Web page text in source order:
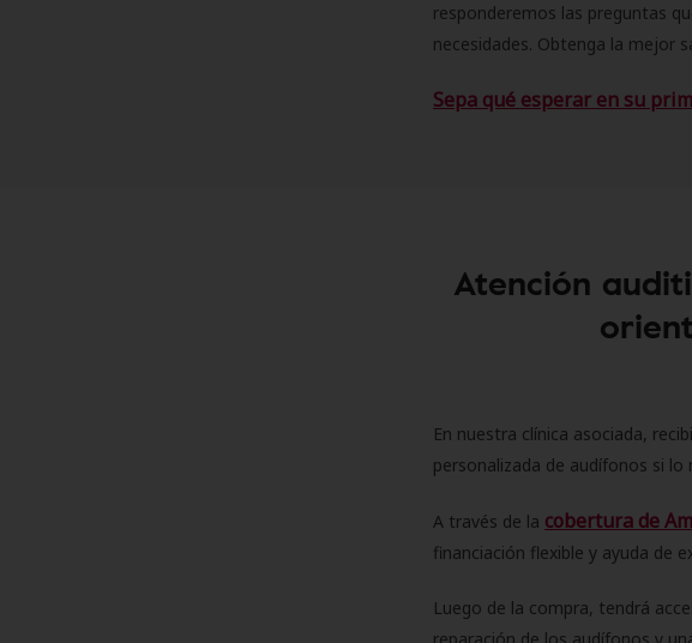
responderemos las preguntas
necesidades. Obtenga la mejor
Sepa qué esperar en su
Atención
En nuestra clínica asociada,
personalizada de audífonos si lo
A través de la cobertura de
financiación flexible y ayuda de
Luego de la compra, tendrá